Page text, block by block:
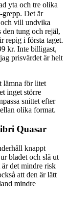
yta och tre olika
grepp. Det är
vill undvika
tung och rejäl,
repig i första taget.
kr. Inte billigast,
prisvärdet är helt
lämna för litet
inget större
snittet efter
olika format.
Quasar
knappt
bladet och slå ut
det mindre risk
att den är lätt
mindre